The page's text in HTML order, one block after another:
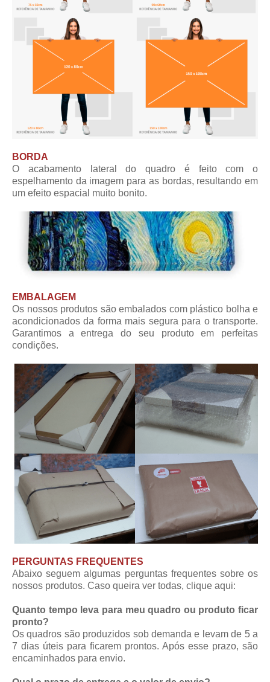
BORDA
O acabamento lateral do quadro é feito com o
espelhamento da imagem para as bordas, resultando em
um efeito espacial muito bonito.
EMBALAGEM
Os nossos produtos são embalados com plástico bolha e
acondicionados da forma mais segura para o transporte.
Garantimos a entrega do seu produto em perfeitas
condições.
PERGUNTAS FREQUENTES
Abaixo seguem algumas perguntas frequentes sobre os
nossos produtos. Caso queira ver todas, clique aqui:
Quanto tempo leva para meu quadro ou produto ficar
pronto?
Os quadros são produzidos sob demanda e levam de 5 a
7 dias úteis para ficarem prontos. Após esse prazo, são
encaminhados para envio.